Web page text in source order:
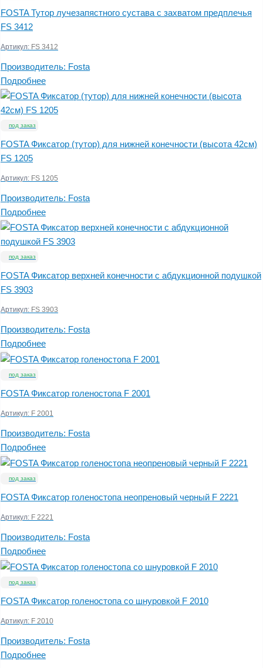
FOSTA Тутор лучезапястного сустава с захватом предплечья
FS 3412
Артикул: FS 3412
Производитель: Fosta
Подробнее
под заказ
FOSTA Фиксатор (тутор) для нижней конечности (высота 42см)
FS 1205
Артикул: FS 1205
Производитель: Fosta
Подробнее
под заказ
FOSTA Фиксатор верхней конечности с абдукционной подушкой
FS 3903
Артикул: FS 3903
Производитель: Fosta
Подробнее
под заказ
FOSTA Фиксатор голеностопа F 2001
Артикул: F 2001
Производитель: Fosta
Подробнее
под заказ
FOSTA Фиксатор голеностопа неопреновый черный F 2221
Артикул: F 2221
Производитель: Fosta
Подробнее
под заказ
FOSTA Фиксатор голеностопа со шнуровкой F 2010
Артикул: F 2010
Производитель: Fosta
Подробнее